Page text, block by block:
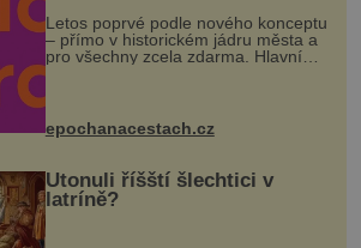
Letos poprvé podle nového konceptu
– přímo v historickém jádru města a
pro všechny zcela zdarma. Hlavní
program se odehraje na Karlově a
mohou těšit na víno, burčák, pes...
epochanacestach.cz
Utonuli říšští šlechtici v
latríně?